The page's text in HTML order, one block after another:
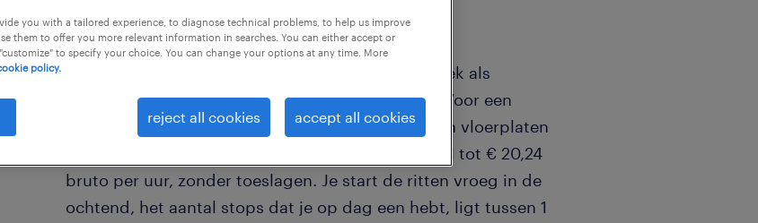
Stap in de indrukwekkende wereld van de logistiek als
vrachtwagenchauffeur CE op de open oplegger! Voor een
familiebedrijf rijd je dagelijks met zware betonnen vloerplaten
naar diverse bouwplaatsen. Verdien tussen € 18,71 tot € 20,24
bruto per uur, zonder toeslagen. Je start de ritten vroeg in de
ochtend, het aantal stops dat je op dag een hebt, ligt tussen 1
you with a tailored experience, to diagnose technical problems, to help us improve
them to offer you more relevant information in searches. You can either accept or
to specify your choice. You can change your options at any time. More
policy.
reject all cookies accept all cookies